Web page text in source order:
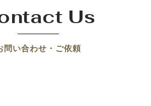
Us
問い合わせ・ご依頼